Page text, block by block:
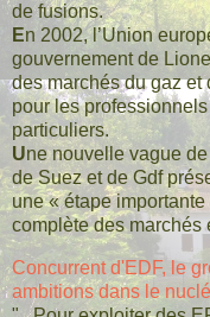
de fusions.
En 2002, l’Union
gouvernement de
des marchés du gaz et
pour les
particuliers.
Une nouvelle vague
de Suez et de Gdf
une « étape
complète des marchés
Concurrent d'EDF, le
ambitions dans le